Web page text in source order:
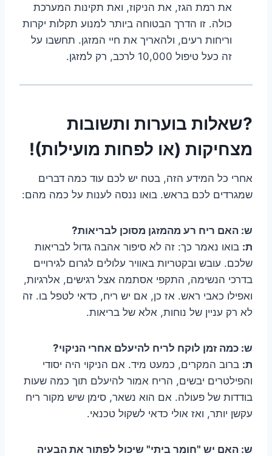
את רמת הגז, את הניקוז, ואת תקינות המערכת
כולה. זו הדרך הבטוחה ביותר למנוע תקלות יקרות
וריחות רעים, ולהאריך את חיי המזגן. תחשבו על
זה כעל טיפול 10,000 לרכב, רק למזגן.
?שאלות בוערות ותשובות
מצחיקות (או לפחות מועילות)!
אחרי כל המידע הזה, בטח יש לכם עוד כמה דברים
שמגרדים לכם בראש. בואו ננסה לענות על כמה מהם:
ש: האם ריח רע מהמזגן מסוכן לבריאות?
ת: בואו נאמר כך: זה לא סיפור אהבה גדול לבריאות
שלכם. עובש ובקטריות באוויר עלולים לגרום לגירויים
בדרכי הנשימה, התקפי אסתמה אצל רגישים, אלרגיות,
ואפילו כאבי ראש. אז כן, אם יש ריח, כדאי לטפל בו. זה
לא רק עניין של נוחות, אלא של בריאות.
ש: כמה זמן לוקח לריח להיעלם אחרי הניקוי?
ת: ברוב המקרים, כמעט מיד. אם הניקוי היה יסודי
והפילטרים יבשים, הריח אמור להיעלם תוך כמה שעות
בודדות של פעולה. אם הוא נשאר, סימן שיש מקור ריח
עקשן יותר, ואז אולי כדאי לשקול טכנאי.
ש: האם יש "חומר ביתי" שיכול לפתור את הבעיה